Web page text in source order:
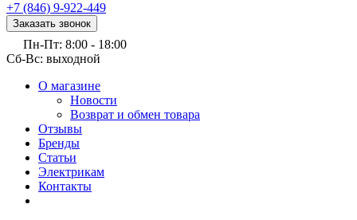
+7 (846) 9-922-449
Заказать звонок
Пн-Пт: 8:00 - 18:00
Сб-Вс: выходной
О магазине
Новости
Возврат и обмен товара
Отзывы
Бренды
Статьи
Электрикам
Контакты